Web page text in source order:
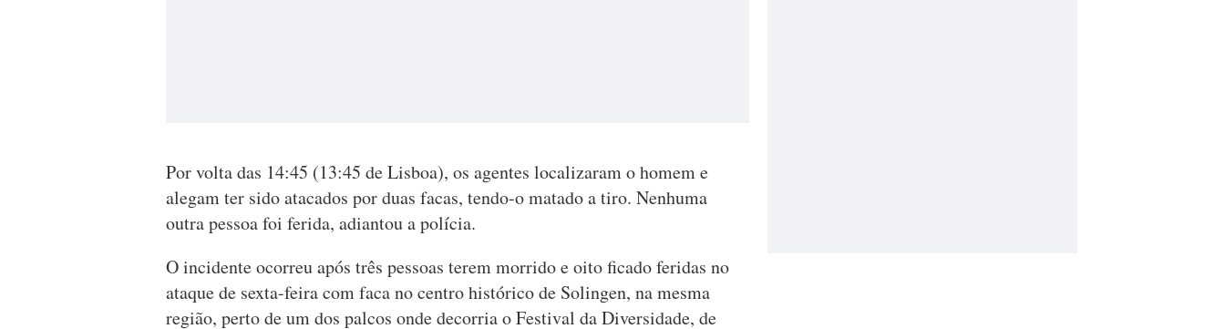
Por volta das 14:45 (13:45 de Lisboa), os agentes localizaram o homem e
alegam ter sido atacados por duas facas, tendo-o matado a tiro. Nenhuma
outra pessoa foi ferida, adiantou a polícia.
O incidente ocorreu após três pessoas terem morrido e oito ficado feridas no
ataque de sexta-feira com faca no centro histórico de Solingen, na mesma
região, perto de um dos palcos onde decorria o Festival da Diversidade, de